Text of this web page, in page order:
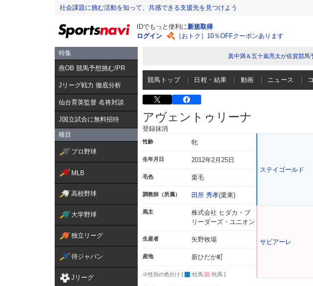
社会課題に挑む活動を知って、共感できる支援先を見つけよう
IDでもっと便利に新規取得
ログイン
［おトク］10％OFFクーポンあります
特集
燕OB 競馬予想挑む/PR
Jリーグ戦力 徹底分析
仙台育英監督 名将対談
J国立試合に無料招待
種目
プロ野球
MLB
高校野球
大学野球
独立リーグ
侍ジャパン
Jリーグ
真中満＆五十嵐亮太が佐賀競馬
競馬トップ 日程・結果 動画 ニュース
アヴェントゥリーナ
登録抹消
性齢 牝
生年月日 2012年2月25日
毛色 栗毛
調教師（所属） 田所 秀孝(栗東)
馬主
株式会社 ヒダカ・ブ
リーダーズ・ユニオン
生産者 矢野牧場
産地 新ひだか町
※性別の色分け [ :牡馬 :牝馬 ]
ステイゴールド
サビアーレ